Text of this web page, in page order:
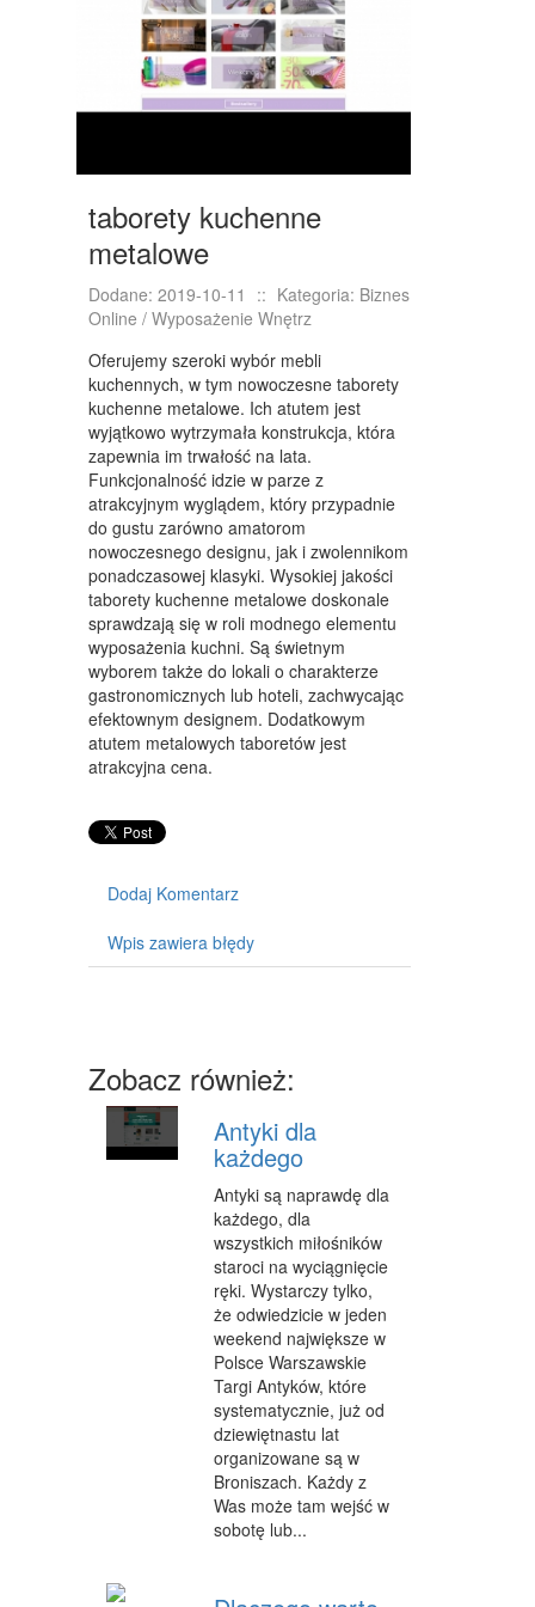
NIERUCHOMOŚCI, DZIAŁKI
DOMY, MIESZKANIA
PLACÓWKI EDUKACYJNE
KURSY JĘZYKOWE
KURSY I SZKOLENIA
TŁUMACZENIA
BIZNES ONLINE
BIŻUTERIA
DLA DZIECI
MEBLE
WYPOSAŻENIE WNĘTRZ
WYPOSAŻENIE ŁAZIENKI
ODZIEŻ
SPORT
ELEKTRONIKA, RTV, AGD
ART. DLA ZWIERZĄT
ART. SPOŻYWCZE
MATERIAŁY EKSPLOATACYJNE
MASZYNY
NARZĘDZIA
PRZEMYSŁ METALOWY
PRZEWÓZ
TRANSPORT
CZĘŚCI SAMOCHODOWE
WYNAJEM
USŁUGI MOTORYZACYJNE
SALONY, KOMISY
PUBLIC RELATIONS
AGENCJE REKLAMOWE
taborety kuchenne
metalowe
Dodane: 2019-10-11 :: Kategoria: Biznes
Online / Wyposażenie Wnętrz
Oferujemy szeroki wybór mebli
kuchennych, w tym nowoczesne taborety
kuchenne metalowe. Ich atutem jest
wyjątkowo wytrzymała konstrukcja, która
zapewnia im trwałość na lata.
Funkcjonalność idzie w parze z
atrakcyjnym wyglądem, który przypadnie
do gustu zarówno amatorom
nowoczesnego designu, jak i zwolennikom
ponadczasowej klasyki. Wysokiej jakości
taborety kuchenne metalowe doskonale
sprawdzają się w roli modnego elementu
wyposażenia kuchni. Są świetnym
wyborem także do lokali o charakterze
gastronomicznych lub hoteli, zachwycając
efektownym designem. Dodatkowym
atutem metalowych taboretów jest
atrakcyjna cena.
Dodaj Komentarz
Wpis zawiera błędy
Zobacz również:
Antyki dla
każdego
Antyki są naprawdę dla
każdego, dla
wszystkich miłośników
staroci na wyciągnięcie
ręki. Wystarczy tylko,
że odwiedzicie w jeden
weekend największe w
Polsce Warszawskie
Targi Antyków, które
systematycznie, już od
dziewiętnastu lat
organizowane są w
Broniszach. Każdy z
Was może tam wejść w
sobotę lub...